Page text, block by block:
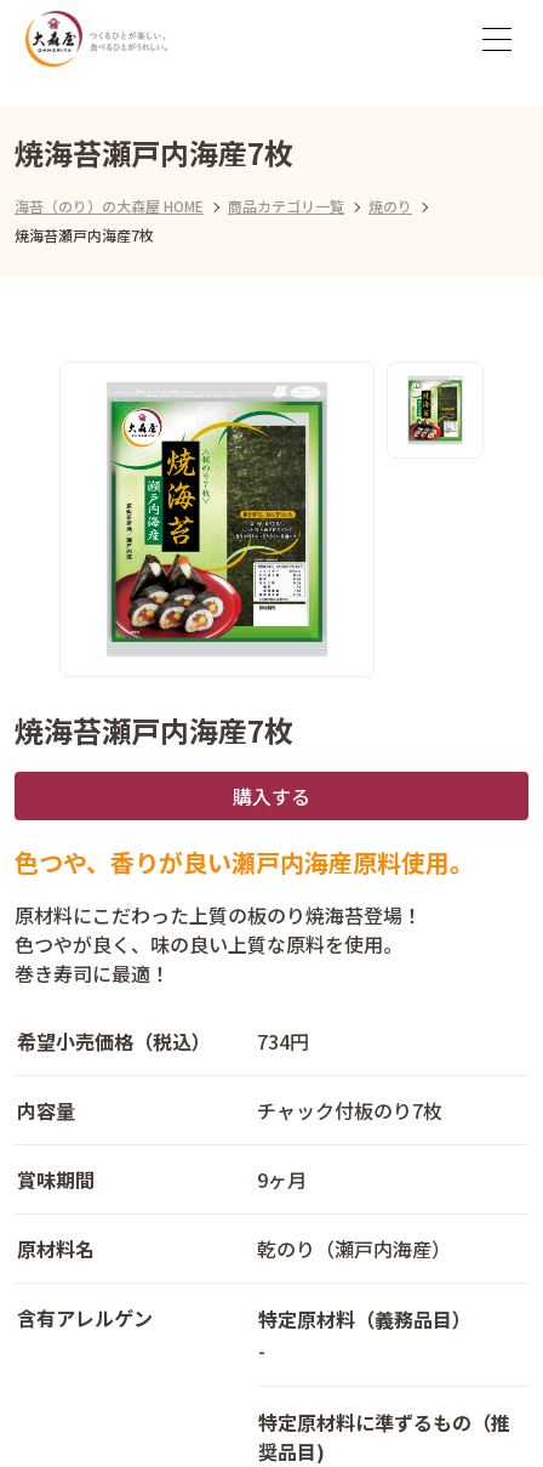
焼海苔瀬戸内海産7枚
海苔（のり）の大森屋 HOME 商品カテゴリ一覧
焼のり
焼海苔瀬戸内海産7枚
焼海苔瀬戸内海産7枚
購入する
色つや、香りが良い瀬戸内海産原料使用。
原材料にこだわった上質の板のり焼海苔登場！
色つやが良く、味の良い上質な原料を使用。
巻き寿司に最適！
希望小売価格（税込） 734円
内容量 チャック付板のり7枚
賞味期間 9ヶ月
原材料名 乾のり（瀬戸内海産）
含有アレルゲン
特定原材料（義務品目）
-
特定原材料に準ずるもの（推
奨品目)